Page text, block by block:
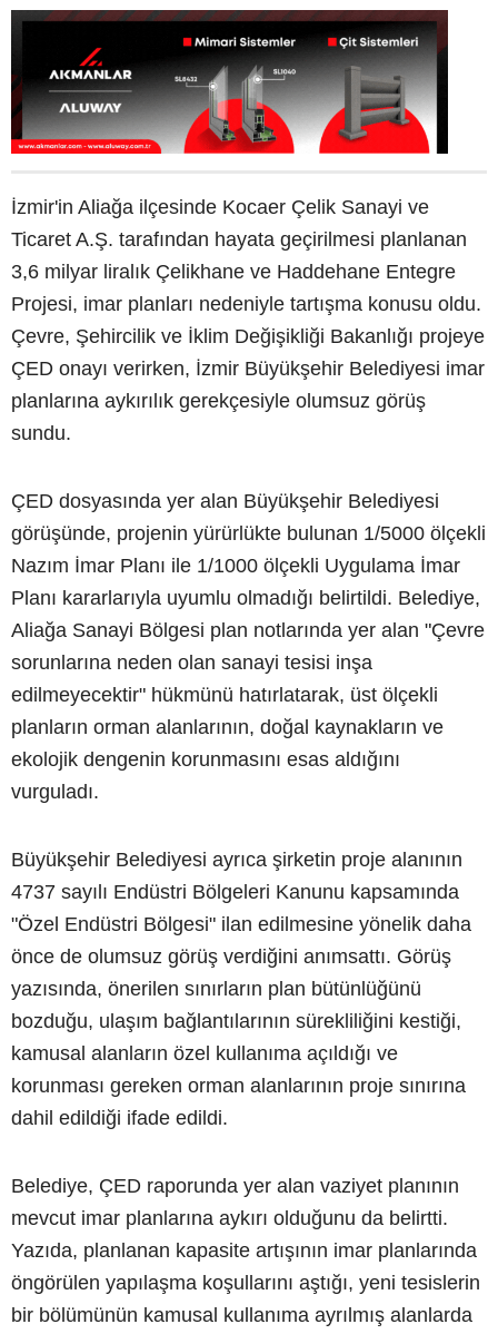
İzmir'in Aliağa ilçesinde Kocaer Çelik Sanayi ve
Ticaret A.Ş. tarafından hayata geçirilmesi planlanan
3,6 milyar liralık Çelikhane ve Haddehane Entegre
Projesi, imar planları nedeniyle tartışma konusu oldu.
Çevre, Şehircilik ve İklim Değişikliği Bakanlığı projeye
ÇED onayı verirken, İzmir Büyükşehir Belediyesi imar
planlarına aykırılık gerekçesiyle olumsuz görüş
sundu.
ÇED dosyasında yer alan Büyükşehir Belediyesi
görüşünde, projenin yürürlükte bulunan 1/5000 ölçekli
Nazım İmar Planı ile 1/1000 ölçekli Uygulama İmar
Planı kararlarıyla uyumlu olmadığı belirtildi. Belediye,
Aliağa Sanayi Bölgesi plan notlarında yer alan "Çevre
sorunlarına neden olan sanayi tesisi inşa
edilmeyecektir" hükmünü hatırlatarak, üst ölçekli
planların orman alanlarının, doğal kaynakların ve
ekolojik dengenin korunmasını esas aldığını
vurguladı.
Büyükşehir Belediyesi ayrıca şirketin proje alanının
4737 sayılı Endüstri Bölgeleri Kanunu kapsamında
"Özel Endüstri Bölgesi" ilan edilmesine yönelik daha
önce de olumsuz görüş verdiğini anımsattı. Görüş
yazısında, önerilen sınırların plan bütünlüğünü
bozduğu, ulaşım bağlantılarının sürekliliğini kestiği,
kamusal alanların özel kullanıma açıldığı ve
korunması gereken orman alanlarının proje sınırına
dahil edildiği ifade edildi.
Belediye, ÇED raporunda yer alan vaziyet planının
mevcut imar planlarına aykırı olduğunu da belirtti.
Yazıda, planlanan kapasite artışının imar planlarında
öngörülen yapılaşma koşullarını aştığı, yeni tesislerin
bir bölümünün kamusal kullanıma ayrılmış alanlarda